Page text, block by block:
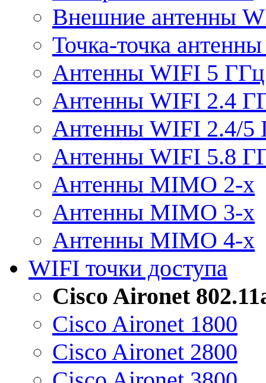
Внешние антенны
Точка-точка
Антенны WIFI 5 ГГц
Антенны WIFI 2.4
Антенны WIFI 2.4/5
Антенны WIFI 5.8
Антенны MIMO 2-x
Антенны MIMO 3-x
Антенны MIMO 4-x
WIFI точки доступа
Cisco Aironet
Cisco Aironet 1800
Cisco Aironet 2800